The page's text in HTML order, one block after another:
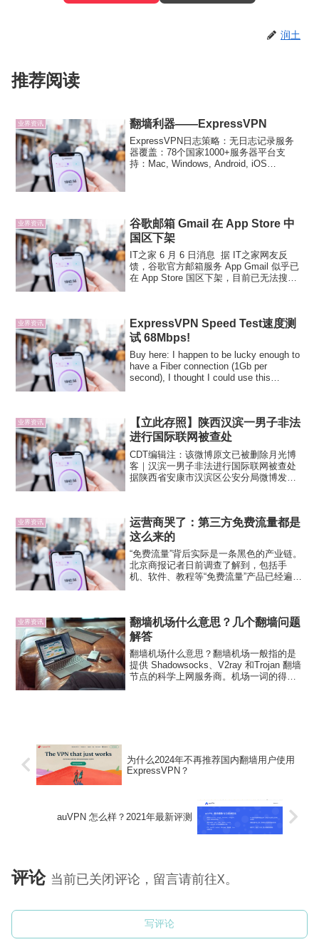
润土
推荐阅读
业界资讯 翻墙利器——ExpressVPN
ExpressVPN日志策略：无日志记录服务
器覆盖：78个国家1000+服务器平台支
持：Mac, Windows, Android, iOS
业界资讯
谷歌邮箱 Gmail 在 App Store 中
国区下架
IT之家 6 月 6 日消息 据 IT之家网友反
馈，谷歌官方邮箱服务 App Gmail 似乎已
在 App Store 国区下架，目前已无法搜索
业界资讯
ExpressVPN Speed Test速度测
试 68Mbps!
Buy here: I happen to be lucky enough to
have a Fiber connection (1Gb per
second), I thought I could use this
业界资讯
【立此存照】陕西汉滨一男子非法
进行国际联网被查处
CDT编辑注：该微博原文已被删除月光博
客｜汉滨一男子非法进行国际联网被查处
据陕西省安康市汉滨区公安分局微博发布
中发现，有人使用“...
业界资讯
运营商哭了：第三方免费流量都是
这么来的
“免费流量”背后实际是一条黑色的产业链。
北京商报记者日前调查了解到，包括手
机、软件、教程等“免费流量”产品已经遍布
洞，这一漏洞每年可...
业界资讯
翻墙机场什么意思？几个翻墙问题
解答
翻墙机场什么意思？翻墙机场一般指的是
提供 Shadowsocks、V2ray 和Trojan 翻墙
节点的科学上网服务商。机场一词的得名
为什么2024年不再推荐国内翻墙用户使用
ExpressVPN？
auVPN 怎么样？2021年最新评测
评论 当前已关闭评论，留言请前往X。
写评论